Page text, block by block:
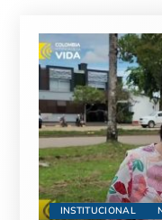
INSTITUCIONAL